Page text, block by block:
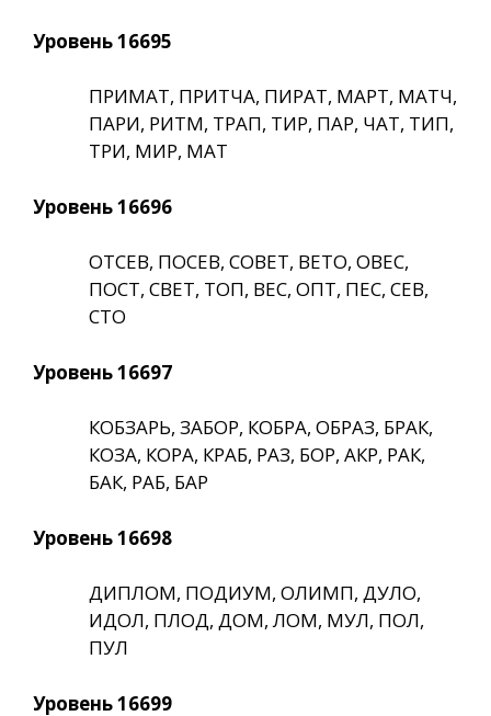
Уровень 16695
ПРИМАТ, ПРИТЧА, ПИРАТ, МАРТ, МАТЧ,
ПАРИ, РИТМ, ТРАП, ТИР, ПАР, ЧАТ, ТИП,
ТРИ, МИР, МАТ
Уровень 16696
ОТСЕВ, ПОСЕВ, СОВЕТ, ВЕТО, ОВЕС,
ПОСТ, СВЕТ, ТОП, ВЕС, ОПТ, ПЕС, СЕВ,
СТО
Уровень 16697
КОБЗАРЬ, ЗАБОР, КОБРА, ОБРАЗ, БРАК,
КОЗА, КОРА, КРАБ, РАЗ, БОР, АКР, РАК,
БАК, РАБ, БАР
Уровень 16698
ДИПЛОМ, ПОДИУМ, ОЛИМП, ДУЛО,
ИДОЛ, ПЛОД, ДОМ, ЛОМ, МУЛ, ПОЛ,
ПУЛ
Уровень 16699